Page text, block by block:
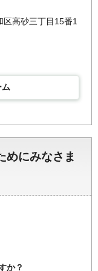
区高砂三丁目15番1
めにみなさま
か？